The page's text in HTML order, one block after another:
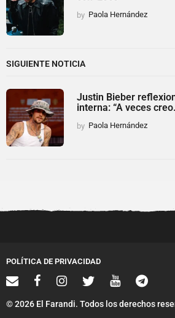
by Paola Hernández
SIGUIENTE NOTICIA
Justin Bieber
interna: “A veces
by Paola Hernández
POLÍTICA DE PRIVACIDAD
© 2026 El Farandi. Todos los derechos